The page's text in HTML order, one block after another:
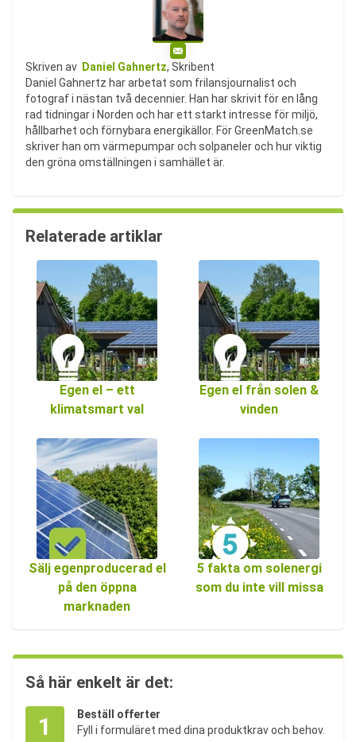
E-post
Skriven av Daniel Gahnertz, Skribent
Daniel Gahnertz har arbetat som frilansjournalist och
fotograf i nästan två decennier. Han har skrivit för en lång
rad tidningar i Norden och har ett starkt intresse för miljö,
hållbarhet och förnybara energikällor. För GreenMatch.se
skriver han om värmepumpar och solpaneler och hur viktig
den gröna omställningen i samhället är.
Relaterade artiklar
Egen el – ett
klimatsmart val
Egen el från solen &
vinden
Sälj egenproducerad el
på den öppna
marknaden
5 fakta om solenergi
som du inte vill missa
Så här enkelt är det:
1
Beställ offerter
Fyll i formuläret med dina produktkrav och behov.